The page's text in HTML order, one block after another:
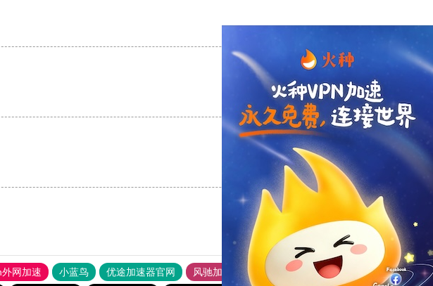
支持 [0] 反对 [0]
支持
网加速 小蓝鸟 优途加速器官网 风驰加速器
旋风加速器